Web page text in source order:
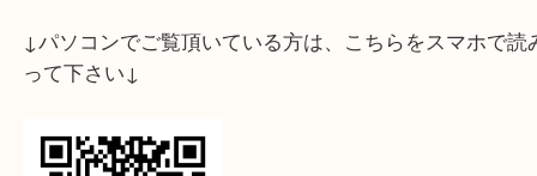
↓スマホでご覧頂いている方はこちらをタップ↓